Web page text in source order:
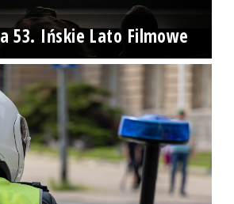
53. Ińskie Lato Filmowe